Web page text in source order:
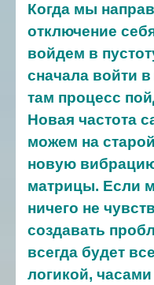
Когда мы
отключение
войдем в
сначала войти
там процесс
Новая частота
можем на
новую
матрицы. Если
ничего не
создавать
всегда будет
логикой,